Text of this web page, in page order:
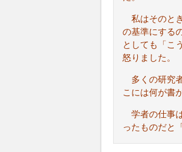
私はそのと
の基準にする
としても「こ
怒りました。
多くの研究
こには何が書
学者の仕事
ったものだと